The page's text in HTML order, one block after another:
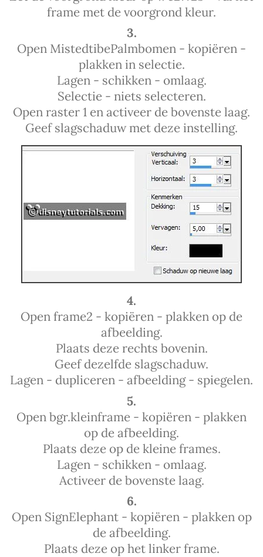
frame met de voorgrond kleur.
3.
Open MistedtibePalmbomen - kopiëren -
plakken in selectie.
Lagen - schikken - omlaag.
Selectie - niets selecteren.
Open raster 1 en activeer de bovenste laag.
Geef slagschaduw met deze instelling.
4.
Open frame2 - kopiëren - plakken op de
afbeelding.
Plaats deze rechts bovenin.
Geef dezelfde slagschaduw.
Lagen - dupliceren - afbeelding - spiegelen.
5.
Open bgr.kleinframe - kopiëren - plakken
op de afbeelding.
Plaats deze op de kleine frames.
Lagen - schikken - omlaag.
Activeer de bovenste laag.
6.
Open SignElephant - kopiëren - plakken op
de afbeelding.
Plaats deze op het linker frame.